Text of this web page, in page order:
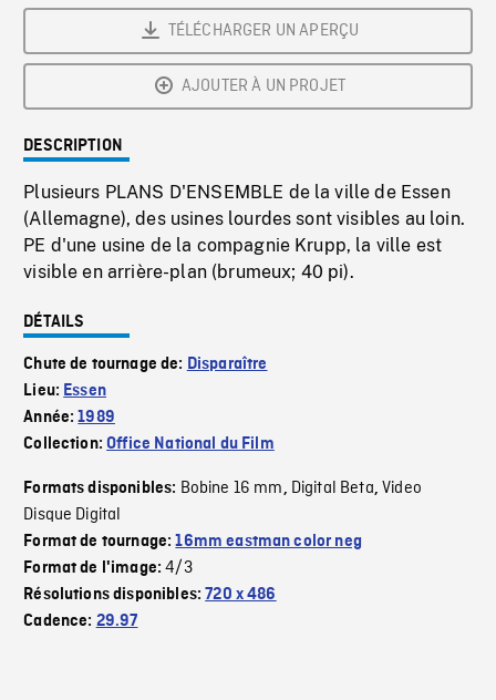
TÉLÉCHARGER UN APERÇU
AJOUTER À UN PROJET
DESCRIPTION
Plusieurs PLANS D'ENSEMBLE de la ville de Essen
(Allemagne), des usines lourdes sont visibles au loin.
PE d'une usine de la compagnie Krupp, la ville est
visible en arrière-plan (brumeux; 40 pi).
DÉTAILS
Chute de tournage de: Disparaître
Lieu: Essen
Année:1989
Collection:Office National du Film
Formats disponibles: Bobine 16 mm, Digital Beta,Video
Disque Digital
Format de tournage:16mm eastman color neg
Format de l'image:4/3
Résolutions disponibles:720 x 486
Cadence: 29.97